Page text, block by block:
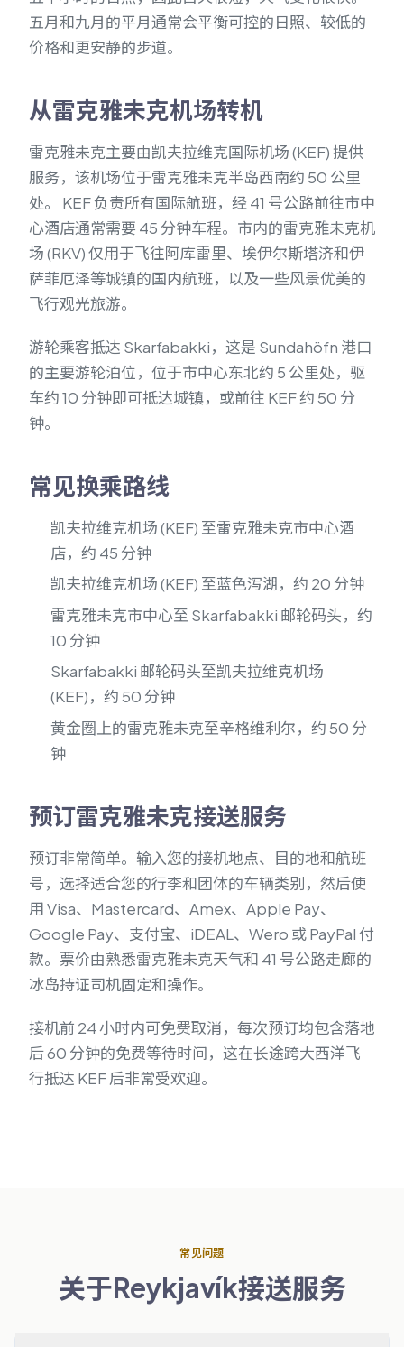
五月和九月的平月通常会平衡可控的日照、较低的
价格和更安静的步道。
从雷克雅未克机场转机
雷克雅未克主要由凯夫拉维克国际机场 (KEF) 提供
服务，该机场位于雷克雅未克半岛西南约 50 公里
处。 KEF 负责所有国际航班，经 41 号公路前往市中
心酒店通常需要 45 分钟车程。市内的雷克雅未克机
场 (RKV) 仅用于飞往阿库雷里、埃伊尔斯塔济和伊
萨菲厄泽等城镇的国内航班，以及一些风景优美的
飞行观光旅游。
游轮乘客抵达 Skarfabakki，这是 Sundahöfn 港口
的主要游轮泊位，位于市中心东北约 5 公里处，驱
车约 10 分钟即可抵达城镇，或前往 KEF 约 50 分
钟。
常见换乘路线
凯夫拉维克机场 (KEF) 至雷克雅未克市中心酒
店，约 45 分钟
凯夫拉维克机场 (KEF) 至蓝色泻湖，约 20 分钟
雷克雅未克市中心至 Skarfabakki 邮轮码头，约
10 分钟
Skarfabakki 邮轮码头至凯夫拉维克机场
(KEF)，约 50 分钟
黄金圈上的雷克雅未克至辛格维利尔，约 50 分
钟
预订雷克雅未克接送服务
预订非常简单。输入您的接机地点、目的地和航班
号，选择适合您的行李和团体的车辆类别，然后使
用 Visa、Mastercard、Amex、Apple Pay、
Google Pay、支付宝、iDEAL、Wero 或 PayPal 付
款。票价由熟悉雷克雅未克天气和 41 号公路走廊的
冰岛持证司机固定和操作。
接机前 24 小时内可免费取消，每次预订均包含落地
后 60 分钟的免费等待时间，这在长途跨大西洋飞
行抵达 KEF 后非常受欢迎。
常见问题
关于Reykjavík接送服务